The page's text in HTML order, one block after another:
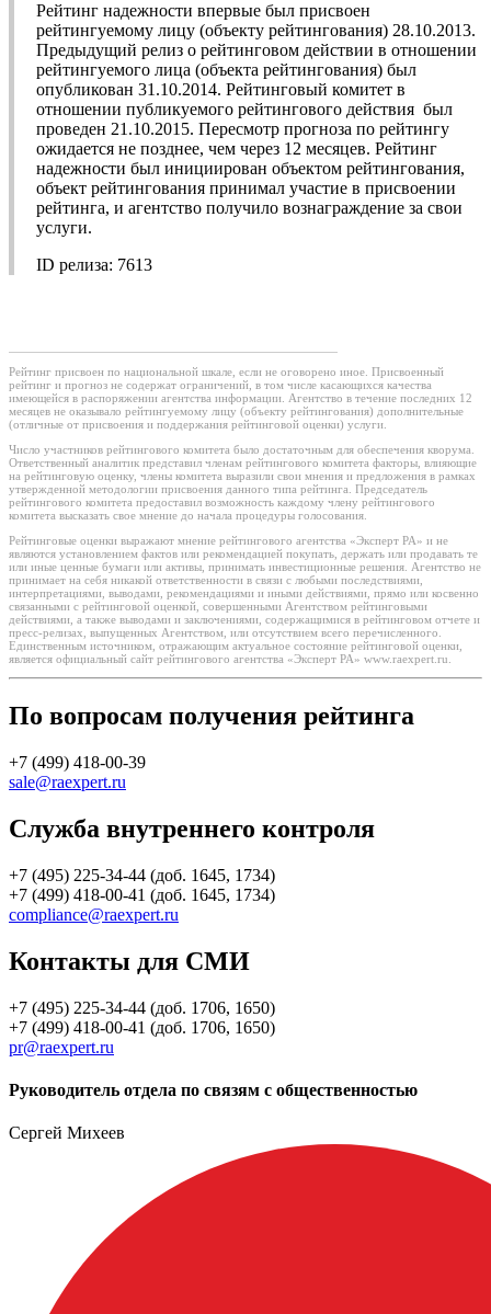
Рейтинг надежности впервые был присвоен
рейтингуемому лицу (объекту рейтингования) 28.10.2013.
Предыдущий релиз о рейтинговом действии в отношении
рейтингуемого лица (объекта рейтингования) был
опубликован 31.10.2014. Рейтинговый комитет в
отношении публикуемого рейтингового действия был
проведен 21.10.2015. Пересмотр прогноза по рейтингу
ожидается не позднее, чем через 12 месяцев. Рейтинг
надежности был инициирован объектом рейтингования,
объект рейтингования принимал участие в присвоении
рейтинга, и агентство получило вознаграждение за свои
услуги.
ID релиза: 7613
Рейтинг присвоен по национальной шкале, если не оговорено иное. Присвоенный
рейтинг и прогноз не содержат ограничений, в том числе касающихся качества
имеющейся в распоряжении агентства информации. Агентство в течение последних 12
месяцев не оказывало рейтингуемому лицу (объекту рейтингования) дополнительные
(отличные от присвоения и поддержания рейтинговой оценки) услуги.
Число участников рейтингового комитета было достаточным для обеспечения кворума.
Ответственный аналитик представил членам рейтингового комитета факторы, влияющие
на рейтинговую оценку, члены комитета выразили свои мнения и предложения в рамках
утвержденной методологии присвоения данного типа рейтинга. Председатель
рейтингового комитета предоставил возможность каждому члену рейтингового
комитета высказать свое мнение до начала процедуры голосования.
Рейтинговые оценки выражают мнение рейтингового агентства «Эксперт РА» и не
являются установлением фактов или рекомендацией покупать, держать или продавать те
или иные ценные бумаги или активы, принимать инвестиционные решения. Агентство не
принимает на себя никакой ответственности в связи с любыми последствиями,
интерпретациями, выводами, рекомендациями и иными действиями, прямо или косвенно
связанными с рейтинговой оценкой, совершенными Агентством рейтинговыми
действиями, а также выводами и заключениями, содержащимися в рейтинговом отчете и
пресс-релизах, выпущенных Агентством, или отсутствием всего перечисленного.
Единственным источником, отражающим актуальное состояние рейтинговой оценки,
является официальный сайт рейтингового агентства «Эксперт РА» www.raexpert.ru.
По вопросам получения рейтинга
+7 (499) 418-00-39
sale@raexpert.ru
Служба внутреннего контроля
+7 (495) 225-34-44 (доб. 1645, 1734)
+7 (499) 418-00-41 (доб. 1645, 1734)
compliance@raexpert.ru
Контакты для СМИ
+7 (495) 225-34-44 (доб. 1706, 1650)
+7 (499) 418-00-41 (доб. 1706, 1650)
pr@raexpert.ru
Руководитель отдела по связям с общественностью
Сергей Михеев